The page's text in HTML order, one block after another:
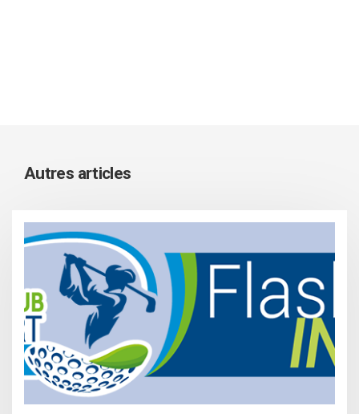
Autres articles